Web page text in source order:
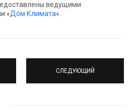
ведущими
«Дом Климата«.
СЛЕДУЮЩИЙ